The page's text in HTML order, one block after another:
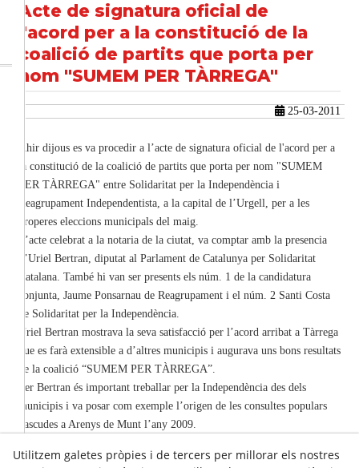
Acte de signatura oficial de
l'acord per a la constitució de la
coalició de partits que porta per
nom "SUMEM PER TÀRREGA"
25-03-2011
Ahir dijous es va procedir a l’acte de signatura oficial de l'acord per a
la constitució de la coalició de partits que porta per nom "SUMEM
PER TÀRREGA" entre Solidaritat per la Independència i
Reagrupament Independentista, a la capital de l’Urgell, per a les
properes eleccions municipals del maig.
L’acte celebrat a la notaria de la ciutat, va comptar amb la presencia
d’Uriel Bertran, diputat al Parlament de Catalunya per Solidaritat
Catalana. També hi van ser presents els núm. 1 de la candidatura
conjunta, Jaume Ponsarnau de Reagrupament i el núm. 2 Santi Costa
de Solidaritat per la Independència.
Uriel Bertran mostrava la seva satisfacció per l’acord arribat a Tàrrega
que es farà extensible a d’altres municipis i augurava uns bons resultats
de la coalició “SUMEM PER TÀRREGA”.
Per Bertran és important treballar per la Independència des dels
municipis i va posar com exemple l’origen de les consultes populars
nascudes a Arenys de Munt l’any 2009.
Utilitzem galetes pròpies i de tercers per millorar els nostres